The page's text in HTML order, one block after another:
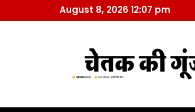
August 8, 2026 12:07 pm